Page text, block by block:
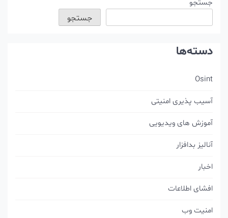
جستجو
جستجو
دسته‌ها
Osint
آسیب پذیری امنیتی
آموزش های ویدیویی
آنالیز بدافزار
افشای اطلاعات
امنیت وب